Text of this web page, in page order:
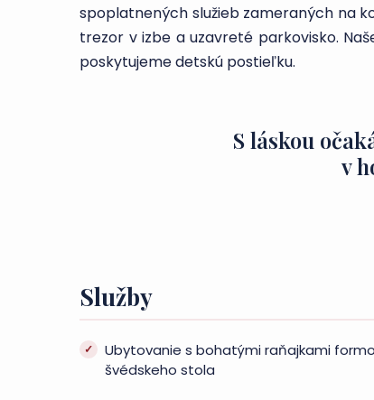
spoplatnených služieb zameraných na
trezor v izbe a uzavreté parkovisko.
poskytujeme detskú postieľku.
S láskou
v
Služby
Ubytovanie s bohatými raňajkami
švédskeho stola